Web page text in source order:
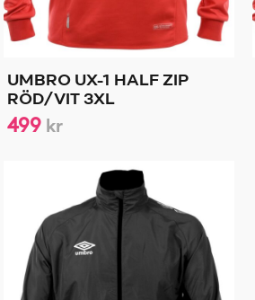
UMBRO UX-1 HALF ZIP
RÖD/VIT 3XL
499 kr